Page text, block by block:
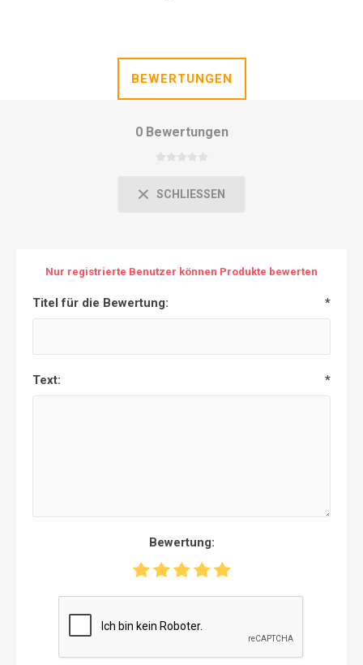
BEWERTUNGEN
0 Bewertungen
SCHLIESSEN
Nur registrierte Benutzer können Produkte bewerten
Titel für die Bewertung: *
Text: *
Bewertung: